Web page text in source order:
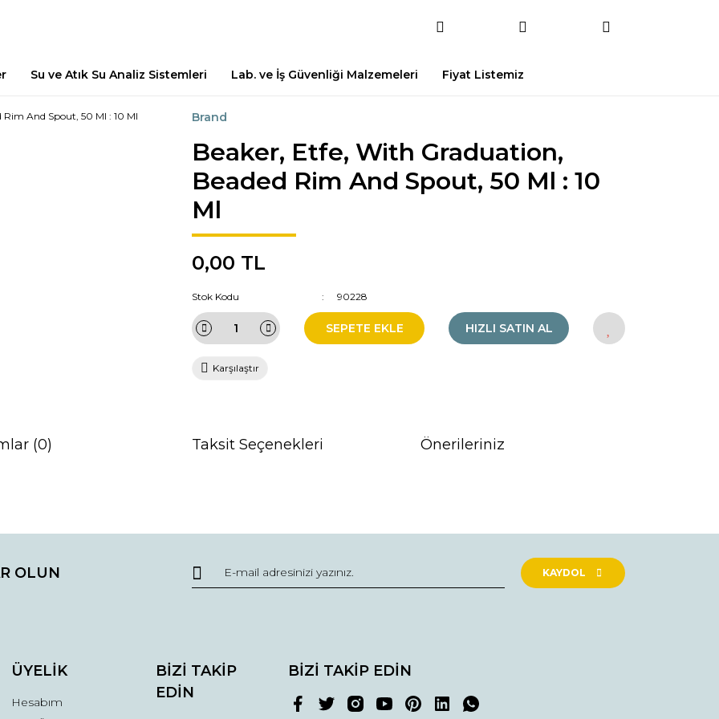
Su ve Atık Su Analiz Sistemleri Lab. ve İş Güvenliği Malzemeleri Fiyat Listemiz
Brand
Beaker, Etfe, With Graduation,
Beaded Rim And Spout, 50 Ml : 10
Ml
0,00 TL
Stok Kodu 90228
SEPETE EKLE HIZLI SATIN AL
Karşılaştır
(0) Taksit Seçenekleri Önerileriniz
Yorum Yaz
OLUN KAYDOL
ÜYELİK
Hesabım
BİZİ TAKİP
EDİN
BİZİ TAKİP EDİN